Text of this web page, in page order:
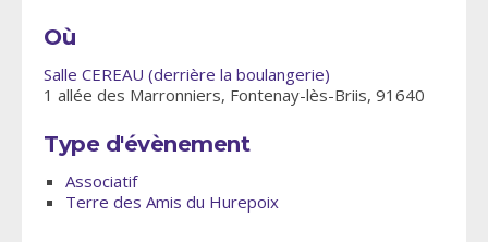
Où
Salle CEREAU (derrière la boulangerie)
1 allée des Marronniers, Fontenay-lès-Briis, 91640
Type d'évènement
Associatif
Terre des Amis du Hurepoix